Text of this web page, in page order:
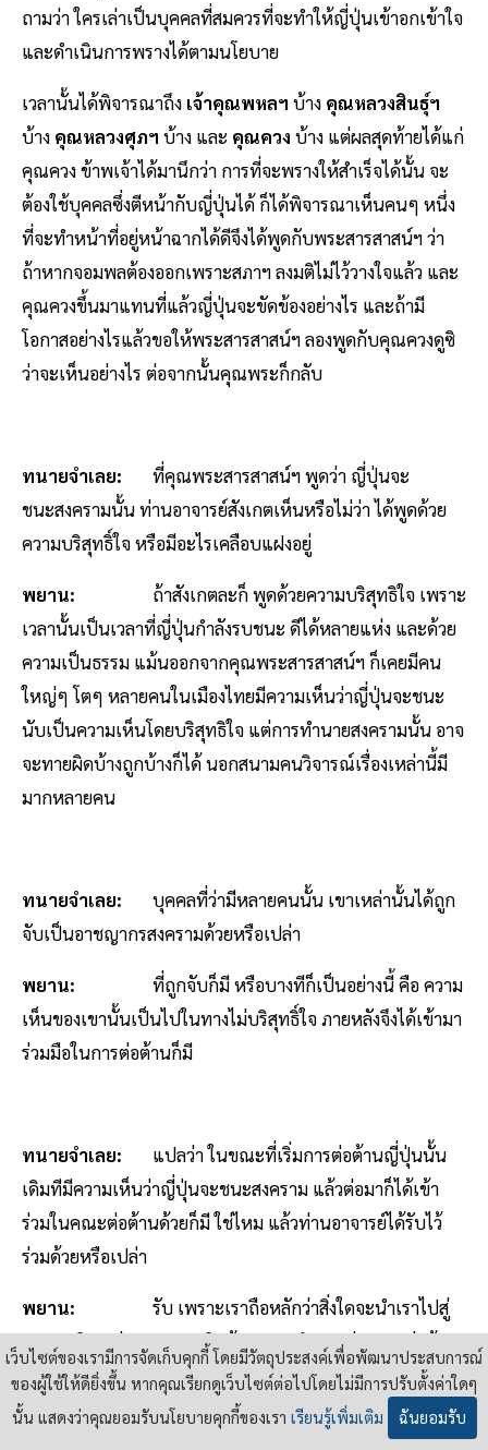
ถามว่า ใครเล่าเป็นบุคคลที่สมควรที่จะทำให้ญี่ปุ่นเข้าอกเข้าใจ
และดำเนินการพรางได้ตามนโยบาย
เวลานั้นได้พิจารณาถึง เจ้าคุณพหลฯ บ้าง คุณหลวงสินธุ์ฯ
บ้าง คุณหลวงศุภฯ บ้าง และ คุณควง บ้าง แต่ผลสุดท้ายได้แก่
คุณควง ข้าพเจ้าได้มานึกว่า การที่จะพรางให้สำเร็จได้นั้น จะ
ต้องใช้บุคคลซึ่งตีหน้ากับญี่ปุ่นได้ ก็ได้พิจารณาเห็นคนๆ หนึ่ง
ที่จะทำหน้าที่อยู่หน้าฉากได้ดีจึงได้พูดกับพระสารสาสน์ฯ ว่า
ถ้าหากจอมพลต้องออกเพราะสภาฯ ลงมติไม่ไว้วางใจแล้ว และ
คุณควงขึ้นมาแทนที่แล้วญี่ปุ่นจะขัดข้องอย่างไร และถ้ามี
โอกาสอย่างไรแล้วขอให้พระสารสาสน์ฯ ลองพูดกับคุณควงดูซิ
ว่าจะเห็นอย่างไร ต่อจากนั้นคุณพระก็กลับ
ทนายจำเลย:
ที่คุณพระสารสาสน์ฯ พูดว่า ญี่ปุ่นจะ
ชนะสงครามนั้น ท่านอาจารย์สังเกตเห็นหรือไม่ว่า ได้พูดด้วย
ความบริสุทธิ์ใจ หรือมีอะไรเคลือบแฝงอยู่
พยาน:
ถ้าสังเกตละก็ พูดด้วยความบริสุทธิใจ เพราะ
เวลานั้นเป็นเวลาที่ญี่ปุ่นกำลังรบชนะ ดีได้หลายแห่ง และด้วย
ความเป็นธรรม แม้นออกจากคุณพระสารสาสน์ฯ ก็เคยมีคน
ใหญ่ๆ โตๆ หลายคนในเมืองไทยมีความเห็นว่าญี่ปุ่นจะชนะ
นับเป็นความเห็นโดยบริสุทธิใจ แต่การทำนายสงครามนั้น อาจ
จะทายผิดบ้างถูกบ้างก็ได้ นอกสนามคนวิจารณ์เรื่องเหล่านี้มี
มากหลายคน
ทนายจำเลย:
บุคคลที่ว่ามีหลายคนนั้น เขาเหล่านั้นได้ถูก
จับเป็นอาชญากรสงครามด้วยหรือเปล่า
พยาน:
ที่ถูกจับก็มี หรือบางทีก็เป็นอย่างนี้ คือ ความ
เห็นของเขานั้นเป็นไปในทางไม่บริสุทธิ์ใจ ภายหลังจึงได้เข้ามา
ร่วมมือในการต่อต้านก็มี
ทนายจำเลย:
แปลว่า ในขณะที่เริ่มการต่อต้านญี่ปุ่นนั้น
เดิมทีมีความเห็นว่าญี่ปุ่นจะชนะสงคราม แล้วต่อมาก็ได้เข้า
ร่วมในคณะต่อต้านด้วยก็มี ใช่ไหม แล้วท่านอาจารย์ได้รับไว้
ร่วมด้วยหรือเปล่า
พยาน:
รับ เพราะเราถือหลักว่าสิ่งใดจะนำเราไปสู่
ความเจริญแก่ประเทศชาติแล้ว เราจะทำทุกอย่าง การต่อต้าน
ญี่ปุ่นนี้เป็นผลดีแก่ประเทศชาติ และเมื่อเขาได้มารู้สึกในภาย
หลังถึงผลได้ผลเสียในการสนับสนุนญี่ปุ่น เขาได้กลับใจแล้ว
เว็บไซต์ของเรามีการจัดเก็บคุกกี้ โดยมีวัตถุประสงค์เพื่อพัฒนาประสบการณ์
ของผู้ใช้ให้ดียิ่งขึ้น หากคุณเรียกดูเว็บไซต์ต่อไปโดยไม่มีการปรับตั้งค่าใดๆ
นั้น แสดงว่าคุณยอมรับนโยบายคุกกี้ของเรา เรียนรู้เพิ่มเติม ฉันยอมรับ